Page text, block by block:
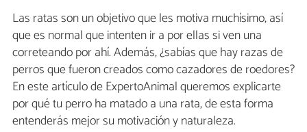
Las ratas son un objetivo que les motiva muchísimo, así
que es normal que intenten ir a por ellas si ven una
correteando por ahí. Además, ¿sabías que hay razas de
perros que fueron creados como cazadores de roedores?
En este artículo de ExpertoAnimal queremos explicarte
por qué tu perro ha matado a una rata, de esta forma
entenderás mejor su motivación y naturaleza.